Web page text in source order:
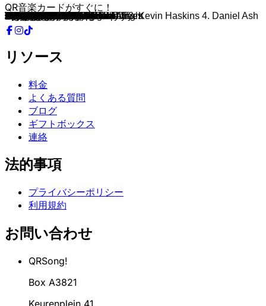
Sex Dwarf
Black No. 1
Kathy's Kisses
You Spin Me Round
VII
Human Fly
Sacrifice
Enjoy the Silence
Snake Dance
Incubus Succubus II
Kiss Kiss Bang Bang
Boys Don't Cry
Bela Lugosi's Dead
Seven Nights
1. David Jay 2. Peter Murphy 3. Kevin Haskins 4. Daniel Ash
Be My Druidess
I Don't Wanna Be Me
Rachael
The River
Black Sand
Blue Monday
Psycho Killer
Temptation
In the Dark You Die
In Darkness You Will Feel Alright
Billie Was a Vampire
The Cry
Common Coffin
Forever Suffer
Skeleton Dance
Eighties Goth Suicide Note
Demon
The Style Is Death
Morphine
Never Let Me Down Again
Sonne
Vampire
Vampiro
Floored
Black Cathedral
Exilio
Nazar
Pain
Kiss
Out Of Control
Keep Your Eyes Peeled
Lucretia My Reflection
Never Land
The Perfect Girl
Kiss Me Like It's the First Time
Balada de la trompeta
In Our Angelhood
Underground
Inamorata
Who Is She ?
Spellbound
Friday I'm In Love
Lovesong
Christian Woman
Goo Goo Muck
Lust
Kiss Me Until My Lips Fall Off
Black Planet
La Inseguridad Me Mata
Stuart Is Not So Little
Dots
She Won't Find Out
Memoria
Kepler-438b
Narcissist
Sex Dwarf
Dear Prudence
Let's Go To Bed
Good Man in a Bad Time
MOTHS
Vampire Empire
Back to the Old House
This Night Has Opened My Eyes
Nyctophilia
A Little Death to Laugh
Alien
Precious
One Hundred Years
Gallowdance
Goth
After Dark
Death Song
Summon
Prayers For Rain
Dark Entries
She's in Parties
Dominion / Mother Russia
Now I’m Feeling Zombified
Cities In Dust
Spider and The Fly
Burnt Flowers Fallen
Everything Dies
All Hallows Eve
Creepy Green Light
Lovers From The Past
QR音楽カードがすぐに！
リソース
料金
よくある質問
ブログ
ギフトボックス
連絡
法的事項
プライバシーポリシー
利用規約
お問い合わせ
QRSong!
Box A3821